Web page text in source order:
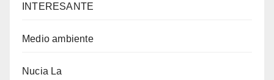
INTERESANTE
Medio ambiente
Nucia La